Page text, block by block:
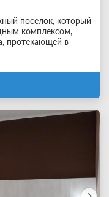
поселок, который
комплексом,
протекающей в